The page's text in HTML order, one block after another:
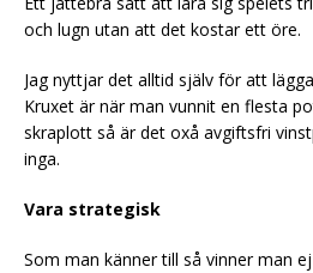
och lugn utan att det kostar ett öre.
Jag nyttjar det alltid själv för att
Kruxet är när man vunnit en flesta
skraplott så är det oxå avgiftsfri
inga.
Vara strategisk
Som man känner till så vinner man